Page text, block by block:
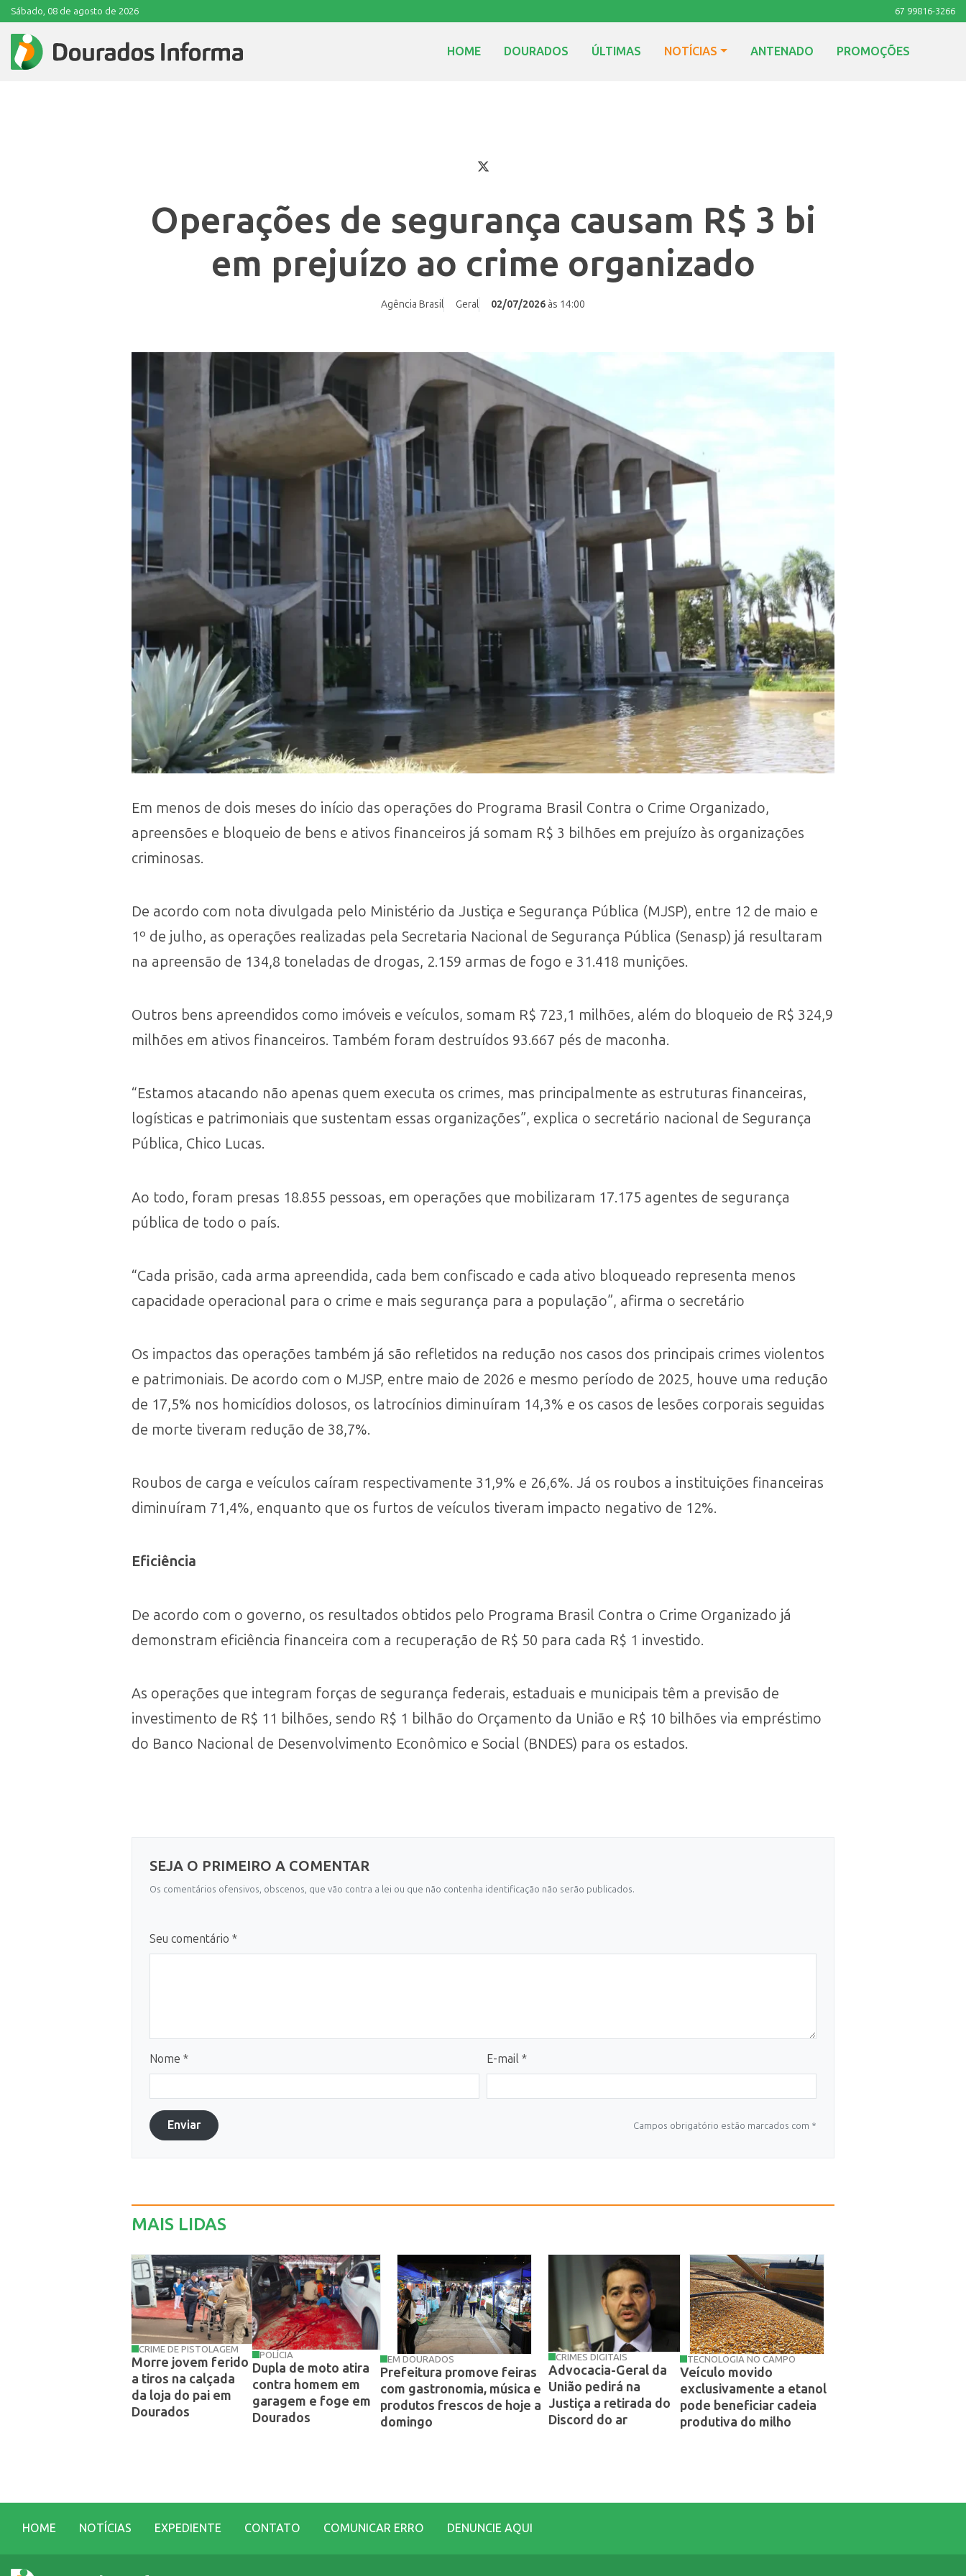
Sábado, 08 de agosto de 2026 67 99816-3266
HOME DOURADOS ÚLTIMAS NOTÍCIAS ANTENADO PROMOÇÕES
Operações de segurança causam R$ 3 bi
em prejuízo ao crime organizado
Agência Brasil Geral 02/07/2026 às 14:00
Em menos de dois meses do início das operações do Programa Brasil Contra o Crime Organizado,
apreensões e bloqueio de bens e ativos financeiros já somam R$ 3 bilhões em prejuízo às organizações
criminosas.
De acordo com nota divulgada pelo Ministério da Justiça e Segurança Pública (MJSP), entre 12 de maio e
1º de julho, as operações realizadas pela Secretaria Nacional de Segurança Pública (Senasp) já resultaram
na apreensão de 134,8 toneladas de drogas, 2.159 armas de fogo e 31.418 munições.
Outros bens apreendidos como imóveis e veículos, somam R$ 723,1 milhões, além do bloqueio de R$ 324,9
milhões em ativos financeiros. Também foram destruídos 93.667 pés de maconha.
“Estamos atacando não apenas quem executa os crimes, mas principalmente as estruturas financeiras,
logísticas e patrimoniais que sustentam essas organizações”, explica o secretário nacional de Segurança
Pública, Chico Lucas.
Ao todo, foram presas 18.855 pessoas, em operações que mobilizaram 17.175 agentes de segurança
pública de todo o país.
“Cada prisão, cada arma apreendida, cada bem confiscado e cada ativo bloqueado representa menos
capacidade operacional para o crime e mais segurança para a população”, afirma o secretário
Os impactos das operações também já são refletidos na redução nos casos dos principais crimes violentos
e patrimoniais. De acordo com o MJSP, entre maio de 2026 e mesmo período de 2025, houve uma redução
de 17,5% nos homicídios dolosos, os latrocínios diminuíram 14,3% e os casos de lesões corporais seguidas
de morte tiveram redução de 38,7%.
Roubos de carga e veículos caíram respectivamente 31,9% e 26,6%. Já os roubos a instituições financeiras
diminuíram 71,4%, enquanto que os furtos de veículos tiveram impacto negativo de 12%.
Eficiência
De acordo com o governo, os resultados obtidos pelo Programa Brasil Contra o Crime Organizado já
demonstram eficiência financeira com a recuperação de R$ 50 para cada R$ 1 investido.
As operações que integram forças de segurança federais, estaduais e municipais têm a previsão de
investimento de R$ 11 bilhões, sendo R$ 1 bilhão do Orçamento da União e R$ 10 bilhões via empréstimo
do Banco Nacional de Desenvolvimento Econômico e Social (BNDES) para os estados.
SEJA O PRIMEIRO A COMENTAR
Os comentários ofensivos, obscenos, que vão contra a lei ou que não contenha identificação não serão publicados.
Seu comentário *
Nome * E-mail *
Enviar Campos obrigatório estão marcados com *
MAIS LIDAS
CRIME DE PISTOLAGEM
Morre jovem ferido
a tiros na calçada
da loja do pai em
Dourados
POLÍCIA
Dupla de moto atira
contra homem em
garagem e foge em
Dourados
EM DOURADOS
Prefeitura promove feiras
com gastronomia, música e
produtos frescos de hoje a
domingo
CRIMES DIGITAIS
Advocacia-Geral da
União pedirá na
Justiça a retirada do
Discord do ar
TECNOLOGIA NO CAMPO
Veículo movido
exclusivamente a etanol
pode beneficiar cadeia
produtiva do milho
HOME NOTÍCIAS EXPEDIENTE CONTATO COMUNICAR ERRO DENUNCIE AQUI